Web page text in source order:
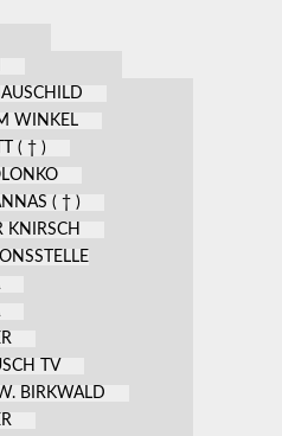
WINKEL
( † )
( † )
KNIRSCH
TV
BIRKWALD